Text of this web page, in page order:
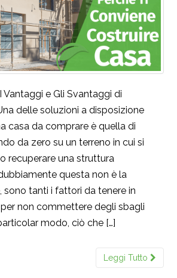
Vantaggi e Gli Svantaggi di
delle soluzioni a disposizione
casa da comprare è quella di
da zero su un terreno in cui si
recuperare una struttura
questa non è la
sono tanti i fattori da tenere in
non commettere degli sbagli
modo, ciò che […]
Leggi Tutto